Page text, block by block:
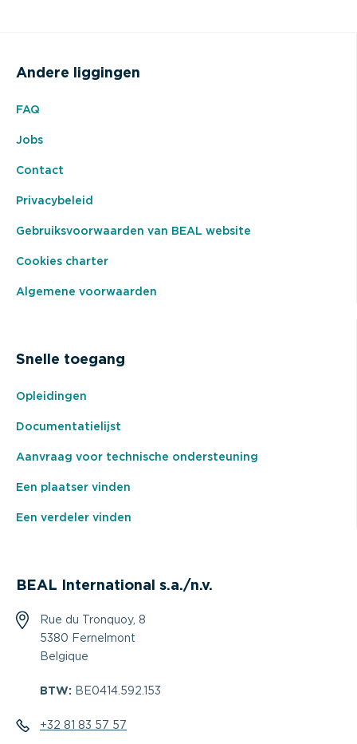
Andere liggingen
FAQ
Jobs
Contact
Privacybeleid
Gebruiksvoorwaarden van BEAL website
Cookies charter
Algemene voorwaarden
Snelle toegang
Opleidingen
Documentatielijst
Aanvraag voor technische ondersteuning
Een plaatser vinden
Een verdeler vinden
BEAL International s.a./n.v.
Rue du Tronquoy, 8
5380 Fernelmont
Belgique
BTW: BE0414.592.153
+32 81 83 57 57